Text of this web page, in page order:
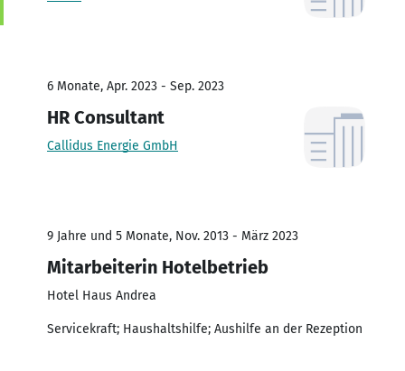
6 Monate, Apr. 2023 - Sep. 2023
HR Consultant
Callidus Energie GmbH
9 Jahre und 5 Monate, Nov. 2013 - März 2023
Mitarbeiterin Hotelbetrieb
Hotel Haus Andrea
Servicekraft; Haushaltshilfe; Aushilfe an der Rezeption